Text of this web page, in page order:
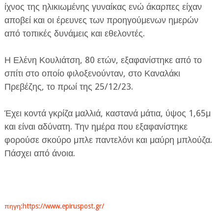
ίχνος της ηλικιωμένης γυναίκας ενώ άκαρπες είχαν
αποβεί και οι έρευνες των προηγούμενων ημερών
από τοπικές δυνάμεις και εθελοντές.
Η Ελένη Κουλιάτση, 80 ετών, εξαφανίστηκε από το
σπίτι στο οποίο φιλοξενούνταν, στο Καναλάκι
Πρεβέζης, το πρωί της 25/12/23.
Έχει κοντά γκρίζα μαλλιά, καστανά μάτια, ύψος 1,65μ
και είναι αδύνατη. Την ημέρα που εξαφανίστηκε
φορούσε σκούρο μπλε παντελόνι και μαύρη μπλούζα.
Πάσχει από άνοια.
πηγη:https://www.epiruspost.gr/